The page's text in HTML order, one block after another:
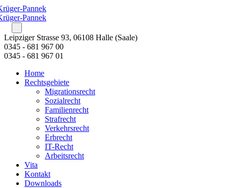
Leipziger Strasse 93, 06108 Halle (Saale)
0345 - 681 967 00
0345 - 681 967 01
Home
Rechtsgebiete
Migrationsrecht
Sozialrecht
Familienrecht
Strafrecht
Verkehrsrecht
Erbrecht
IT-Recht
Arbeitsrecht
Vita
Kontakt
Downloads